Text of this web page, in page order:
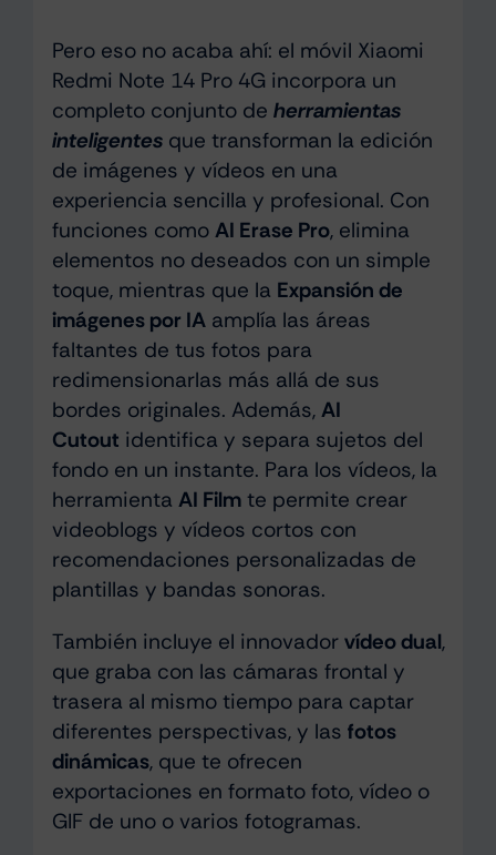
Pero eso no acaba ahí: el móvil Xiaomi
Redmi Note 14 Pro 4G incorpora un
completo conjunto de herramientas
inteligentesque transforman la edición
de imágenes y vídeos en una
experiencia sencilla y profesional. Con
funciones como AI Erase Pro, elimina
elementos no deseados con un simple
toque, mientras que la Expansión de
imágenes por IAamplía las áreas
faltantes de tus fotos para
redimensionarlas más allá de sus
bordes originales. Además, AI
Cutout identifica y separa sujetos del
fondo en un instante. Para los vídeos, la
herramienta AI Filmte permite crear
videoblogs y vídeos cortos con
recomendaciones personalizadas de
plantillas y bandas sonoras.
También incluye el innovador vídeo dual,
que graba con las cámaras frontal y
trasera al mismo tiempo para captar
diferentes perspectivas, y las fotos
dinámicas, que te ofrecen
exportaciones en formato foto, vídeo o
GIF de uno o varios fotogramas.